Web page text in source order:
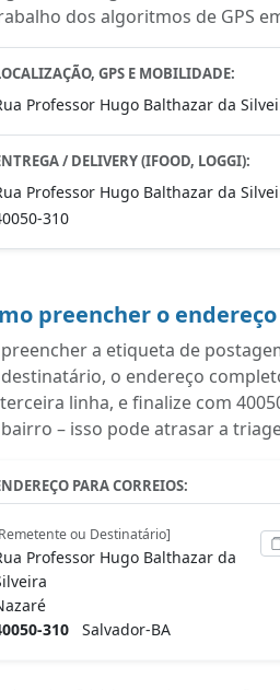
dos algoritmos de GPS
GPS E MOBILIDADE:
Professor Hugo Balthazar da
/ DELIVERY (IFOOD, LOGGI):
Professor Hugo Balthazar da
310
preencher o
a etiqueta de
o endereço
linha, e finalize com
– isso pode atrasar a
PARA CORREIOS:
ou Destinatário]
Professor Hugo Balthazar da
310 Salvador-BA